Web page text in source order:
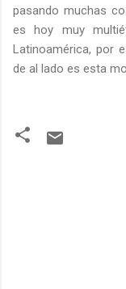
pasando muchas
es hoy muy
Latinoamérica, por
de al lado es esta